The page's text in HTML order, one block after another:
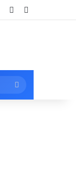
Entrar Artigo aleatório
Procurar
por